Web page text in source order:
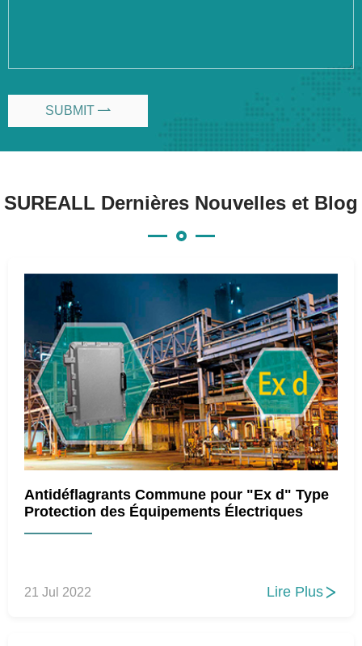
SUBMIT 
SUREALL Dernières Nouvelles et Blog
Antidéflagrants Commune pour "Ex d" Type
Protection des Équipements Électriques
21 Jul 2022 Lire Plus 